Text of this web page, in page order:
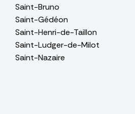
Saint-Bruno
Saint-Gédéon
Saint-Henri-de-Taillon
Saint-Ludger-de-Milot
Saint-Nazaire